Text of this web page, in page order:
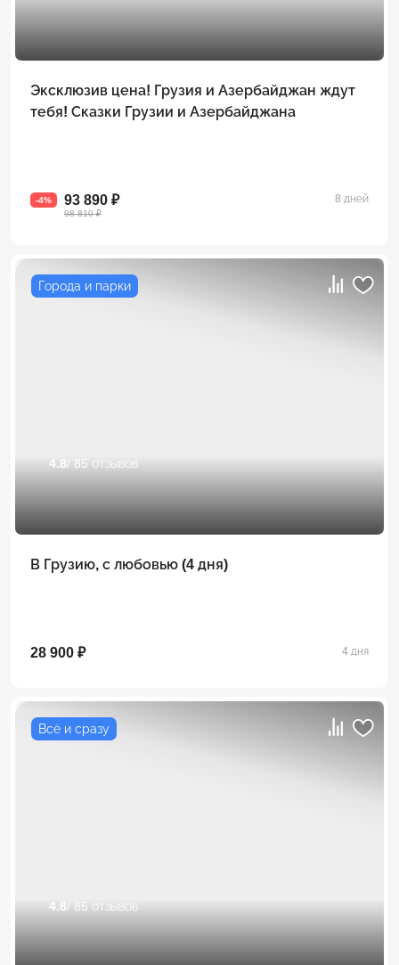
Эксклюзив цена! Грузия и Азербайджан ждут
тебя! Сказки Грузии и Азербайджана
-4% 93 890 ₽
98 810 ₽
8 дней
Города и парки
4.8/ 85 отзывов
В Грузию, с любовью (4 дня)
28 900 ₽ 4 дня
Всё и сразу
4.8/ 85 отзывов